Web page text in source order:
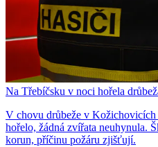
Na Třebíčsku v noci hořela
V chovu drůbeže v Kožichovicích
hořelo, žádná zvířata neuhynula.
korun, příčinu požáru zjišťují.